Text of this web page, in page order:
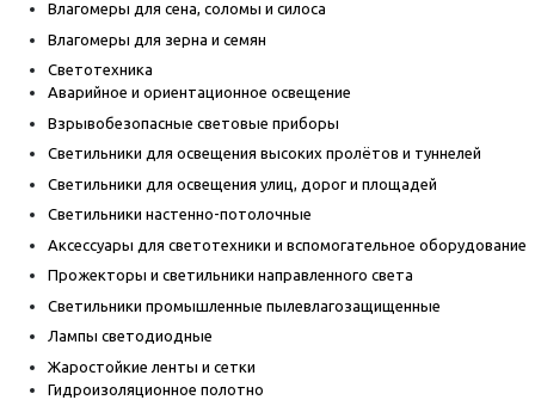
Влагомеры для сена, соломы и силоса
Влагомеры для зерна и семян
Светотехника
Аварийное и ориентационное освещение
Взрывобезопасные световые приборы
Светильники для освещения высоких пролётов и туннелей
Светильники для освещения улиц, дорог и площадей
Светильники настенно-потолочные
Аксессуары для светотехники и вспомогательное оборудование
Прожекторы и светильники направленного света
Светильники промышленные пылевлагозащищенные
Лампы светодиодные
Жаростойкие ленты и сетки
Гидроизоляционное полотно